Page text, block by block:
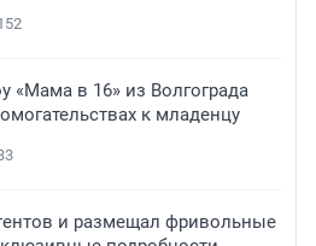
«Мама в 16» из Волгограда
к младенцу
и размещал фривольные